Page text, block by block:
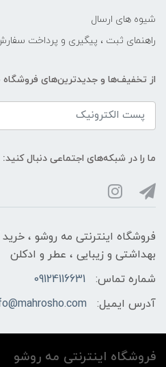
شیوه های ارسال
راهنمای ثبت ، پیگیری و پرداخت
از تخفیف‌ها و جدیدترین‌های فروشگاه
ما را در شبکه‌های اجتماعی دنبال کنید:
فروشگاه اینترنتی مه‌ رو‌شو ، خرید
بهداشتی و زیبایی ، عطر و ادکلن
شماره تماس:
09124116631
آدرس ایمیل:
فروشگاه اینترنتی مه‌ رو‌شو